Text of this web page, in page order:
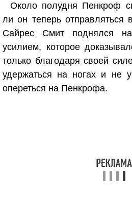
Около полудня Пенкроф
ли он теперь отправляться
Сайрес Смит поднялся
усилием, которое
только благодаря своей
удержаться на ногах и не
опереться на Пенкрофа.